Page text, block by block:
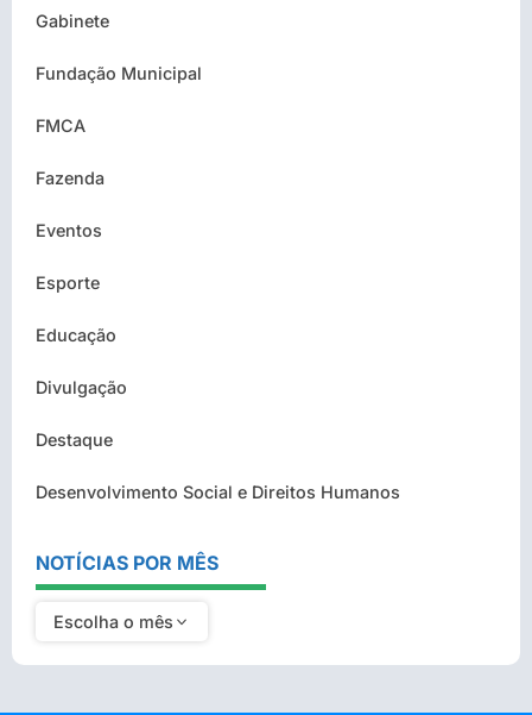
Gabinete
Fundação Municipal
FMCA
Fazenda
Eventos
Esporte
Educação
Divulgação
Destaque
Desenvolvimento Social e Direitos Humanos
NOTÍCIAS POR MÊS
Escolha o mês